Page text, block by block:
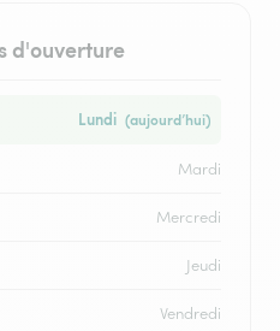
d'ouverture
Lundi (aujourd’hui)
Mardi
Mercredi
Jeudi
Vendredi